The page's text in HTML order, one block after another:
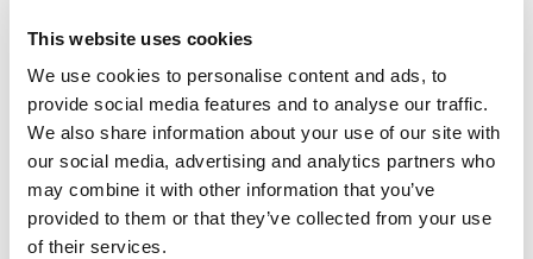
This website uses cookies
We use cookies to personalise content and ads, to
provide social media features and to analyse our traffic.
We also share information about your use of our site with
our social media, advertising and analytics partners who
may combine it with other information that you’ve
provided to them or that they’ve collected from your use
of their services.
we will contact you with the language you
choose. We also arrange remote property
viewings by Whats App free of charge.
MAKE CONTACT REQUEST